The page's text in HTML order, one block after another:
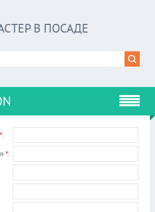
В ПОСАДЕ
*:
*: